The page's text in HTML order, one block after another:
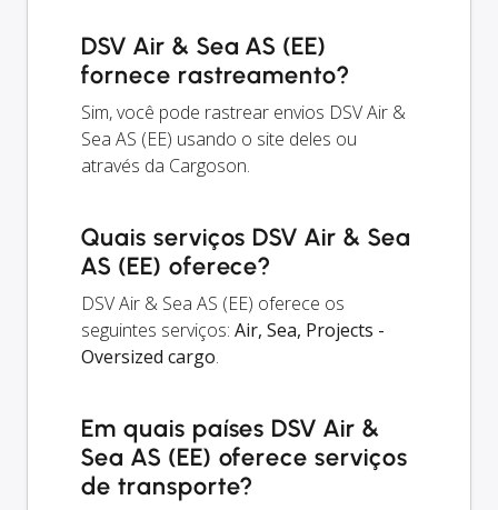
DSV Air & Sea AS (EE)
fornece rastreamento?
Sim, você pode rastrear envios DSV Air &
Sea AS (EE) usando o site deles ou
através da Cargoson.
Quais serviços DSV Air & Sea
AS (EE) oferece?
DSV Air & Sea AS (EE) oferece os
seguintes serviços: Air, Sea, Projects -
Oversized cargo.
Em quais países DSV Air &
Sea AS (EE) oferece serviços
de transporte?